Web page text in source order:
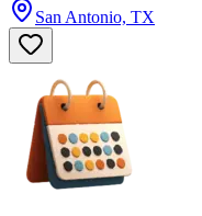
San Antonio, TX